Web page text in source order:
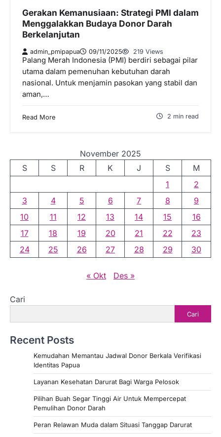
Gerakan Kemanusiaan: Strategi PMI dalam
Menggalakkan Budaya Donor Darah
Berkelanjutan
admin_pmipapua 09/11/2025 219 Views
Palang Merah Indonesia (PMI) berdiri sebagai pilar
utama dalam pemenuhan kebutuhan darah
nasional. Untuk menjamin pasokan yang stabil dan
aman,…
Read More 2 min read
November 2025
S
S R K J S
M
1
2
3
4 5 6 7 8
9
10
11 12 13 14 15
16
17
18 19 20 21 22
23
24
25 26 27 28 29 30
« Okt Des »
Cari
Cari
Recent Posts
Kemudahan Memantau Jadwal Donor Berkala Verifikasi
Identitas Papua
Layanan Kesehatan Darurat Bagi Warga Pelosok
Pilihan Buah Segar Tinggi Air Untuk Mempercepat
Pemulihan Donor Darah
Peran Relawan Muda dalam Situasi Tanggap Darurat